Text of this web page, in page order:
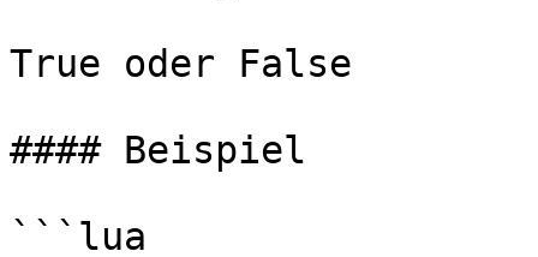
True oder False
#### Beispiel
```lua